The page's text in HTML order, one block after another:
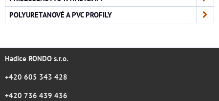
POLYURETANOVÉ A PVC PROFILY
Hadice RONDO s.r.o.
+420 605 343 428
+420 736 439 436